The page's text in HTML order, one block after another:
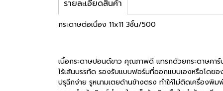
รายละเอียดสินค้า
กระดาษต่อเนื่อง 11x11 3ชั้น/500
เนื้อกระดาษปอนด์ขาว คุณภาพดี แทรกด้วยกระดาษคา
ไร้เส้นบรรทัด รองรับแบบฟอร์มที่ออกแบบเองหรือโดยอ
ปรุฉีกง่าย รูหนามเตยด้านข้างตรง ทำให้ไม่ติดเครื่องพิม